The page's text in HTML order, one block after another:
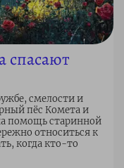
спасают
смелости и
пёс Комета и
помощь старинной
относиться к
когда кто-то